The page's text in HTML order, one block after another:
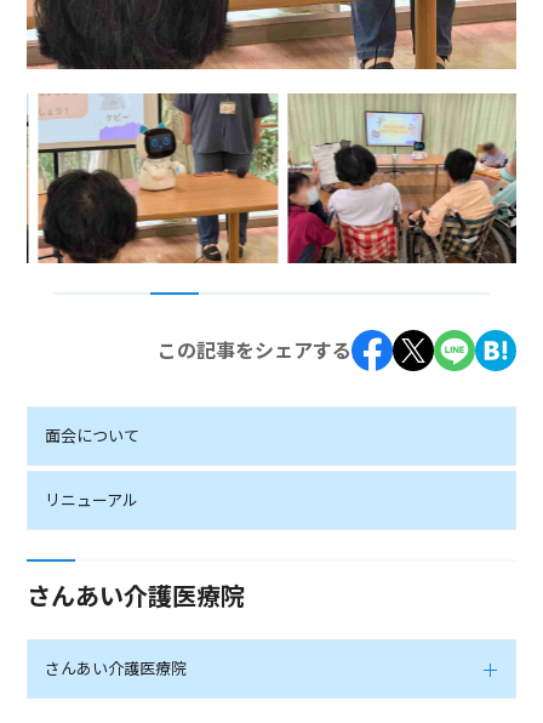
この記事をシェアする
面会について
リニューアル
さんあい介護医療院
さんあい介護医療院